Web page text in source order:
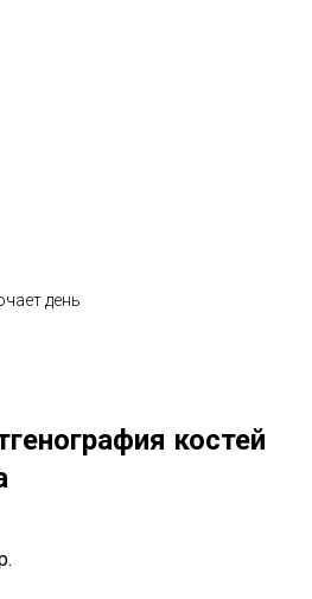
день
костей